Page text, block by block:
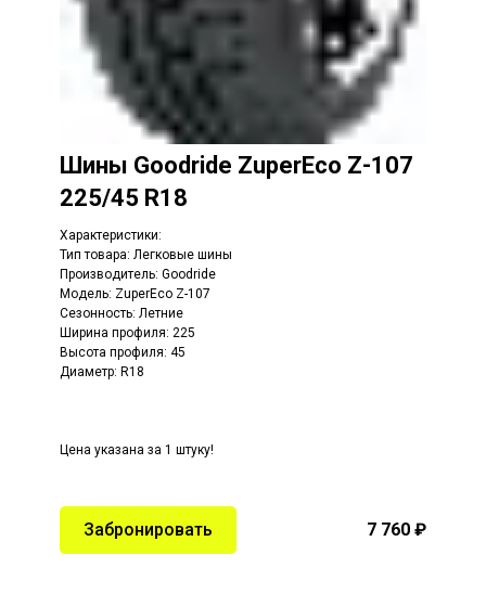
Шины Goodride ZuperEco Z-107
225/45 R18
Характеристики:
Тип товара: Легковые шины
Производитель: Goodride
Модель: ZuperEco Z-107
Сезонность: Летние
Ширина профиля: 225
Высота профиля: 45
Диаметр: R18
Цена указана за 1 штуку!
Забронировать 7 760 ₽